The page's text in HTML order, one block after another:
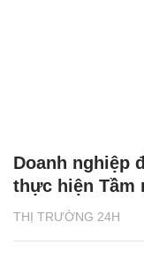
THỊ TRƯỜNG 24H
Doanh nghiệp
thực hiện Tầm